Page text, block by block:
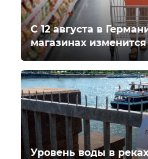
С 12 августа в
магазинах
Уровень воды в